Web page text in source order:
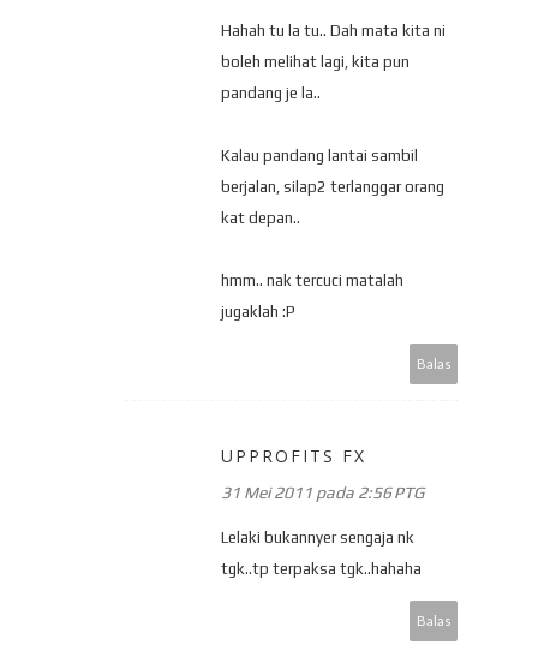
Hahah tu la tu.. Dah mata kita ni
boleh melihat lagi, kita pun
pandang je la..
Kalau pandang lantai sambil
berjalan, silap2 terlanggar orang
kat depan..
hmm.. nak tercuci matalah
jugaklah :P
Balas
UPPROFITS FX
31 Mei 2011 pada 2:56 PTG
Lelaki bukannyer sengaja nk
tgk..tp terpaksa tgk..hahaha
Balas